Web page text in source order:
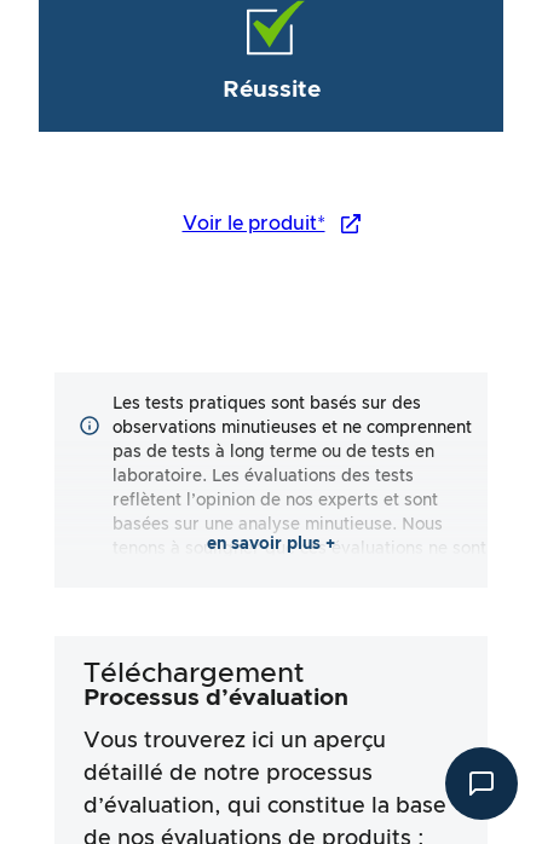
Réussite
Voir le produit*
Les tests pratiques sont basés sur des
observations minutieuses et ne comprennent
pas de tests à long terme ou de tests en
laboratoire. Les évaluations des tests
reflètent l’opinion de nos experts et sont
basées sur une analyse minutieuse. Nous
tenons à souligner que ces évaluations ne sont
responsabilité ne soit assumée quant à
l’exactitude ou à l’exhaustivité des résultats
tests ne sont pas basés sur des prescriptions
légales, des effets médicaux ou des
ingrédients spécifiques des produits. Nous
nous appuyons sur les déclarations
publicitaires et les informations fournies par
en savoir plus +
Téléchargement
Processus d’évaluation
Vous trouverez ici un aperçu
détaillé de notre processus
d’évaluation, qui constitue la base
de nos évaluations de produits :